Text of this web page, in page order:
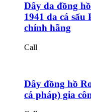
Dây da đồng
1941 da cá sấu
chính hãng
Call
Dây đồng hồ
cá pháp) gia